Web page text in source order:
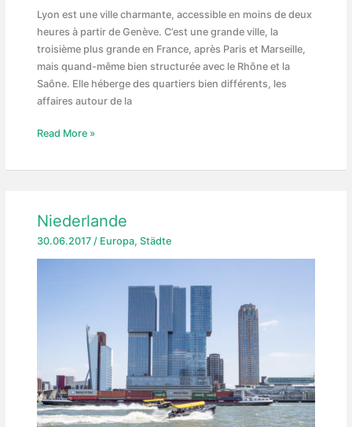
Lyon est une ville charmante, accessible en moins de deux
heures à partir de Genève. C’est une grande ville, la
troisième plus grande en France, après Paris et Marseille,
mais quand-même bien structurée avec le Rhône et la
Saône. Elle héberge des quartiers bien différents, les
affaires autour de la
Lyon
Read More »
Niederlande
30.06.2017 / Europa, Städte